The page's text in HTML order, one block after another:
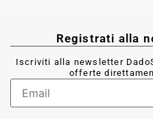
Registrati alla
Iscriviti alla newsletter
offerte